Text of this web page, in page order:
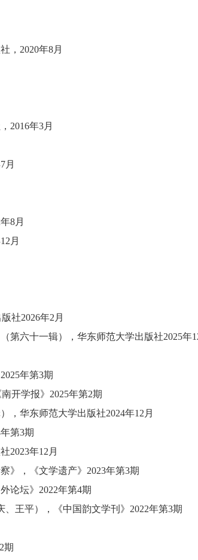
， 2020年8月
， 2016年3月
月
8月
月
社2026年2月
第六十一辑），华东师范大学出版社2025年
2025年第3期
南开学报》 2025年第2期
， 华东师范大学出版社2024年12月
第3期
2023年12月
》 ， 《文学遗产》 2023年第3期
外论坛》 2022年第4期
王平） ， 《中国韵文学刊》 2022年第3期
期